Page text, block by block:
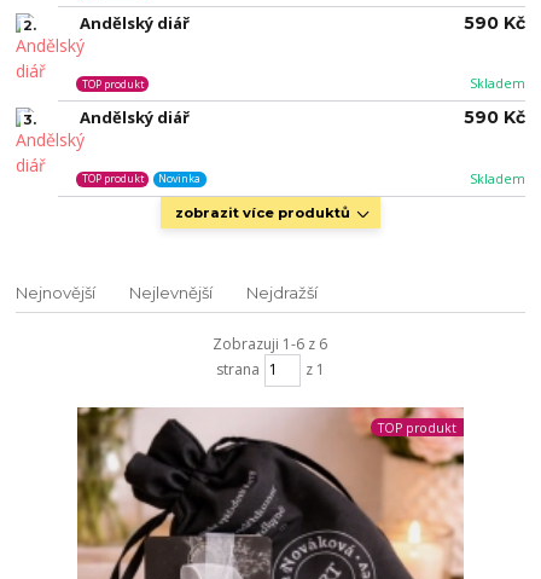
2. Andělský diář
Skladem
TOP produkt
590 Kč
3. Andělský diář
Skladem
TOP produkt Novinka
590 Kč
zobrazit více produktů
Nejnovější Nejlevnější Nejdražší
Zobrazuji 1-6 z 6
strana
z 1
TOP produkt